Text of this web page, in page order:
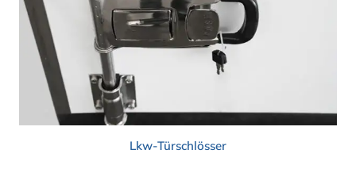
Lkw-Türschlösser